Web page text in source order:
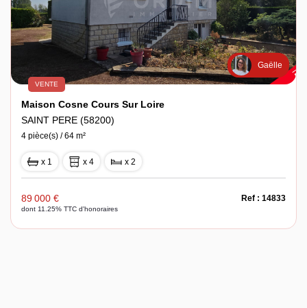
Gaëlle
VENTE
Maison Cosne Cours Sur Loire
SAINT PERE (58200)
4 pièce(s) / 64 m²
x 1 x 4 x 2
89 000 €
dont 11.25% TTC d'honoraires
Ref : 14833